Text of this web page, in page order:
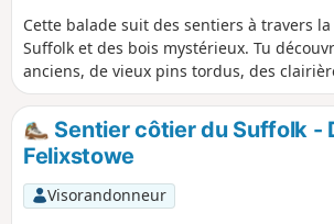
Cette balade suit des sentiers à travers
Suffolk et des bois mystérieux. Tu
anciens, de vieux pins tordus, des
forêts exploitées.
Sentier côtier du Suffolk -
Felixstowe
Visorandonneur